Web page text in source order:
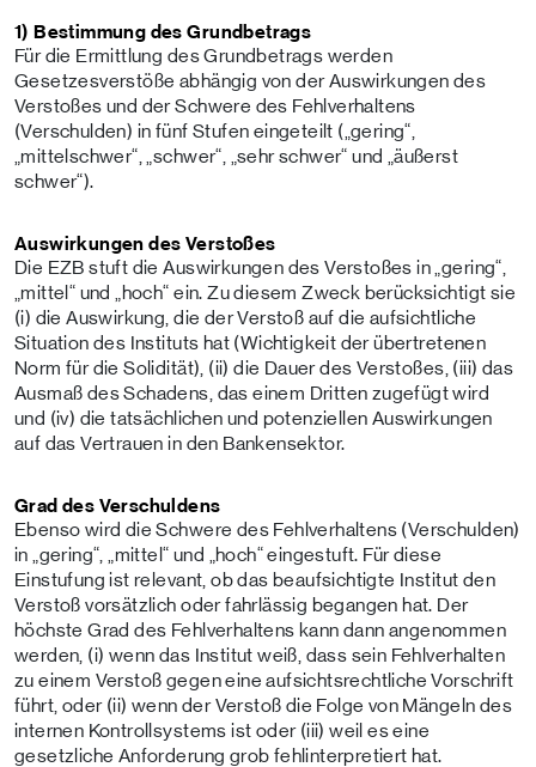
1) Bestimmung des Grundbetrags
Für die Ermittlung des Grundbetrags werden
Gesetzesverstöße abhängig von der Auswirkungen des
Verstoßes und der Schwere des Fehlverhaltens
(Verschulden) in fünf Stufen eingeteilt („gering“,
„mittelschwer“, „schwer“, „sehr schwer“ und „äußerst
schwer“).
Auswirkungen des Verstoßes
Die EZB stuft die Auswirkungen des Verstoßes in „gering“,
„mittel“ und „hoch“ ein. Zu diesem Zweck berücksichtigt sie
(i) die Auswirkung, die der Verstoß auf die aufsichtliche
Situation des Instituts hat (Wichtigkeit der übertretenen
Norm für die Solidität), (ii) die Dauer des Verstoßes, (iii) das
Ausmaß des Schadens, das einem Dritten zugefügt wird
und (iv) die tatsächlichen und potenziellen Auswirkungen
auf das Vertrauen in den Bankensektor.
Grad des Verschuldens
Ebenso wird die Schwere des Fehlverhaltens (Verschulden)
in „gering“, „mittel“ und „hoch“ eingestuft. Für diese
Einstufung ist relevant, ob das beaufsichtigte Institut den
Verstoß vorsätzlich oder fahrlässig begangen hat. Der
höchste Grad des Fehlverhaltens kann dann angenommen
werden, (i) wenn das Institut weiß, dass sein Fehlverhalten
zu einem Verstoß gegen eine aufsichtsrechtliche Vorschrift
führt, oder (ii) wenn der Verstoß die Folge von Mängeln des
internen Kontrollsystems ist oder (iii) weil es eine
gesetzliche Anforderung grob fehlinterpretiert hat.